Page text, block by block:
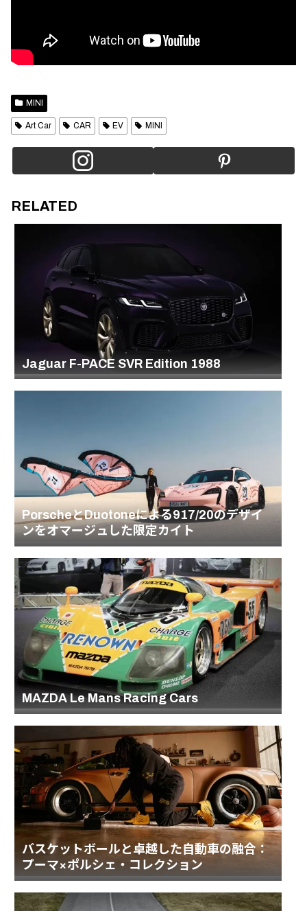
MINI
Art Car CAR EV MINI
RELATED
Jaguar F-PACE SVR Edition 1988
PorscheとDuotoneによる917/20のデザイ
ンをオマージュした限定カイト
MAZDA Le Mans Racing Cars
バスケットボールと卓越した自動車の融合：
プーマ×ポルシェ・コレクション